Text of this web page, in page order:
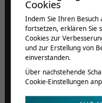
Cookies
Indem Sie Ihren Besuch
fortsetzen, erklären Sie
Cookies zur
und zur Erstellung von
einverstanden.
Über nachstehende
Cookie-Einstellungen